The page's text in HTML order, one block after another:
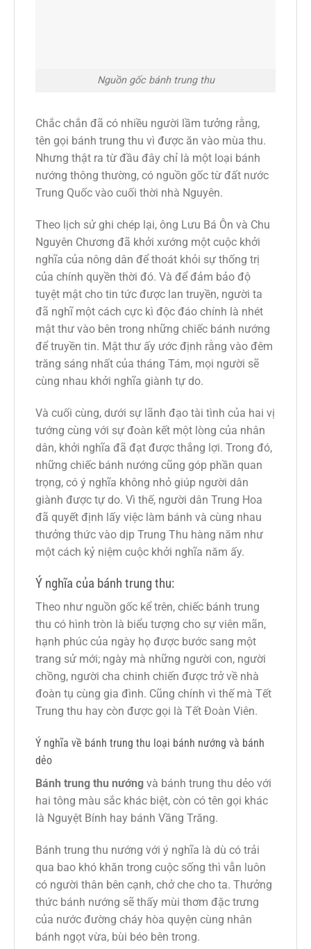
Nguồn gốc bánh trung thu
Chắc chắn đã có nhiều người lầm tưởng rằng,
tên gọi bánh trung thu vì được ăn vào mùa thu.
Nhưng thật ra từ đầu đây chỉ là một loại bánh
nướng thông thường, có nguồn gốc từ đất nước
Trung Quốc vào cuối thời nhà Nguyên.
Theo lịch sử ghi chép lại, ông Lưu Bá Ôn và Chu
Nguyên Chương đã khởi xướng một cuộc khởi
nghĩa của nông dân để thoát khỏi sự thống trị
của chính quyền thời đó. Và để đảm bảo độ
tuyệt mật cho tin tức được lan truyền, người ta
đã nghĩ một cách cực kì độc đáo chính là nhét
mật thư vào bên trong những chiếc bánh nướng
để truyền tin. Mật thư ấy ước định rằng vào đêm
trăng sáng nhất của tháng Tám, mọi người sẽ
cùng nhau khởi nghĩa giành tự do.
Và cuối cùng, dưới sự lãnh đạo tài tình của hai vị
tướng cùng với sự đoàn kết một lòng của nhân
dân, khởi nghĩa đã đạt được thắng lợi. Trong đó,
những chiếc bánh nướng cũng góp phần quan
trọng, có ý nghĩa không nhỏ giúp người dân
giành được tự do. Vì thế, người dân Trung Hoa
đã quyết định lấy việc làm bánh và cùng nhau
thưởng thức vào dịp Trung Thu hàng năm như
một cách kỷ niệm cuộc khởi nghĩa năm ấy.
Ý nghĩa của bánh trung thu:
Theo như nguồn gốc kể trên, chiếc bánh trung
thu có hình tròn là biểu tượng cho sự viên mãn,
hạnh phúc của ngày họ được bước sang một
trang sử mới; ngày mà những người con, người
chồng, người cha chinh chiến được trở về nhà
đoàn tụ cùng gia đình. Cũng chính vì thế mà Tết
Trung thu hay còn được gọi là Tết Đoàn Viên.
Ý nghĩa về bánh trung thu loại bánh nướng và bánh
dẻo
Bánh trung thu nướng và bánh trung thu dẻo với
hai tông màu sắc khác biệt, còn có tên gọi khác
là Nguyệt Bính hay bánh Vầng Trăng.
Bánh trung thu nướng với ý nghĩa là dù có trải
qua bao khó khăn trong cuộc sống thì vẫn luôn
có người thân bên cạnh, chở che cho ta. Thưởng
thức bánh nướng sẽ thấy mùi thơm đặc trưng
của nước đường cháy hòa quyện cùng nhân
bánh ngọt vừa, bùi béo bên trong.